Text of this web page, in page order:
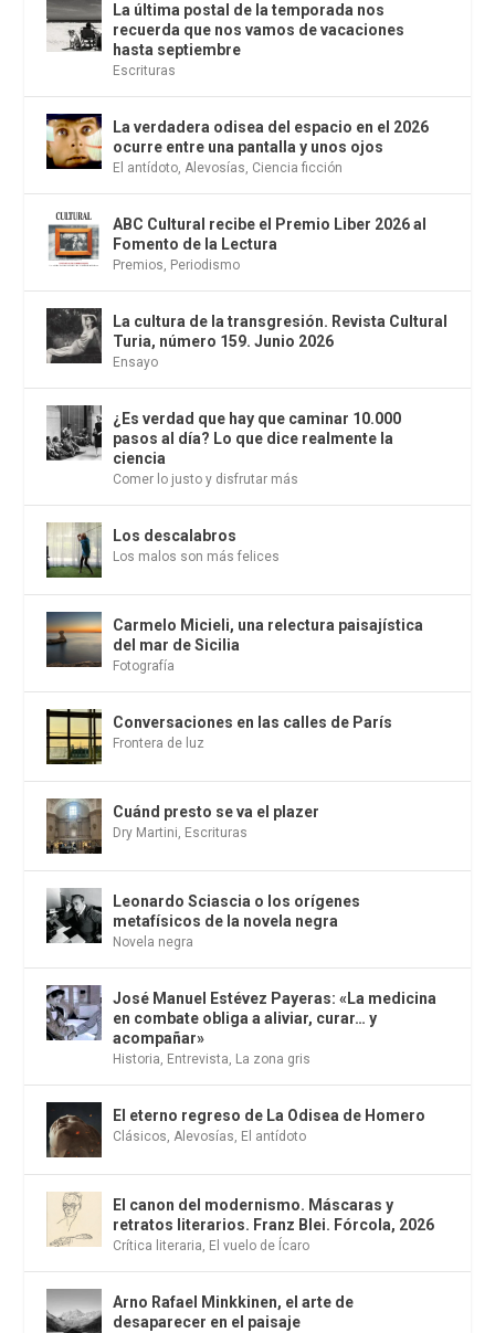
La última postal de la temporada nos
recuerda que nos vamos de vacaciones
hasta septiembre
Escrituras
La verdadera odisea del espacio en el 2026
ocurre entre una pantalla y unos ojos
El antídoto,Alevosías, Ciencia ficción
ABC Cultural recibe el Premio Liber 2026 al
Fomento de la Lectura
Premios, Periodismo
La cultura de la transgresión. Revista Cultural
Turia, número 159. Junio 2026
Ensayo
¿Es verdad que hay que caminar 10.000
pasos al día? Lo que dice realmente la
ciencia
Comer lo justo y disfrutar más
Los descalabros
Los malos son más felices
Carmelo Micieli, una relectura paisajística
del mar de Sicilia
Fotografía
Conversaciones en las calles de París
Frontera de luz
Cuánd presto se va el plazer
Dry Martini, Escrituras
Leonardo Sciascia o los orígenes
metafísicos de la novela negra
Novela negra
José Manuel Estévez Payeras: «La medicina
en combate obliga a aliviar, curar… y
acompañar»
Historia, Entrevista, La zona gris
El eterno regreso de La Odisea de Homero
Clásicos,Alevosías, El antídoto
El canon del modernismo. Máscaras y
retratos literarios. Franz Blei. Fórcola, 2026
Crítica literaria, El vuelo de Ícaro
Arno Rafael Minkkinen, el arte de
desaparecer en el paisaje